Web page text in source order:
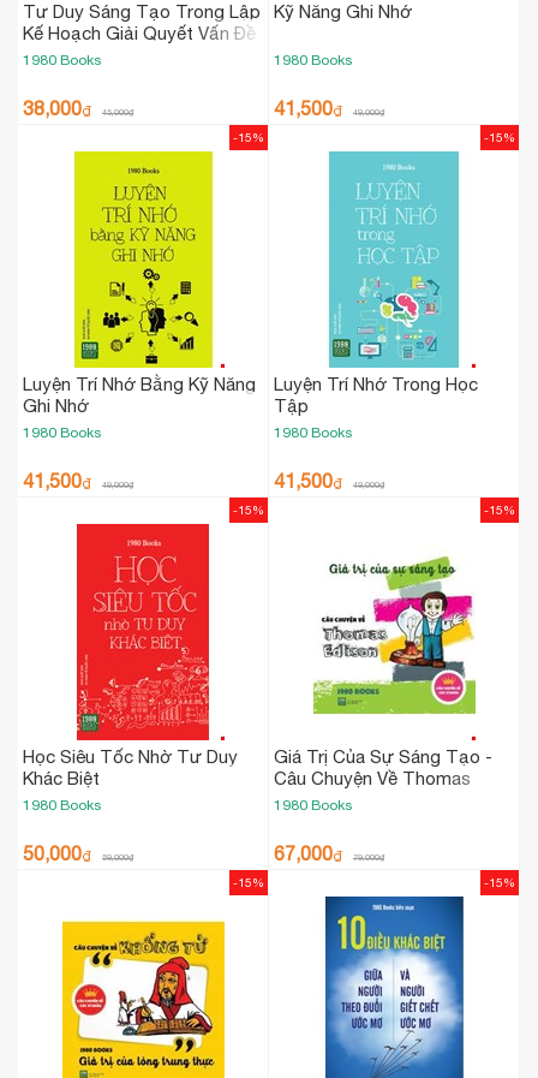
Tư Duy Sáng Tạo Trong Lập
Kế Hoạch Giải Quyết Vấn Đề
1980 Books
38,000₫ 45,000₫
Kỹ Năng Ghi Nhớ
1980 Books
41,500₫ 49,000₫
Luyện Trí Nhớ Bằng Kỹ Năng
Ghi Nhớ
1980 Books
41,500₫ 49,000₫
-15%
Luyện Trí Nhớ Trong Học
Tập
1980 Books
41,500₫ 49,000₫
-15%
Học Siêu Tốc Nhờ Tư Duy
Khác Biệt
1980 Books
50,000₫ 59,000₫
-15%
Giá Trị Của Sự Sáng Tạo -
Câu Chuyện Về Thomas
Edison
1980 Books
67,000₫ 79,000₫
-15%
-15% -15%